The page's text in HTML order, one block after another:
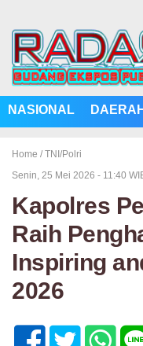
NASIONAL DAERAH
Home / TNI/Polri
Senin, 25 Mei 2026 - 11:40
Kapolres
Raih
Inspiring
2026